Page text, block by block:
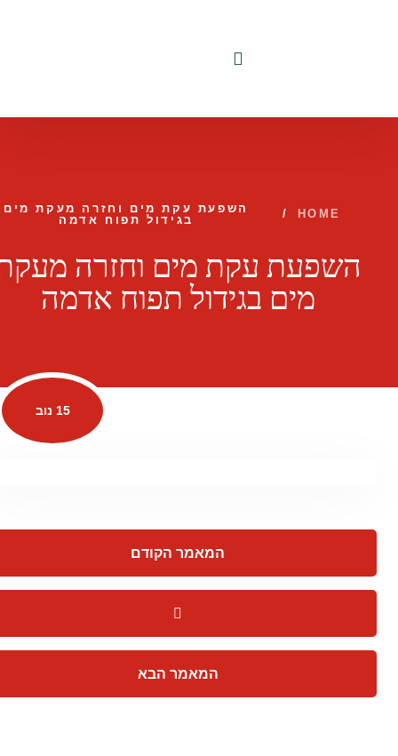
HOME
/
השפעת עקת מים וחזרה מעקת מים
בגידול תפוח אדמה
השפעת עקת מים וחזרה
מים בגידול תפוח אדמה
15 נוב
המאמר הקודם
המאמר הבא